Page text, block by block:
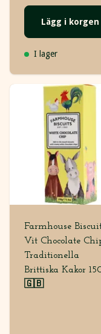
Lägg i korgen
I lager
Farmhouse
Vit Chocolate
Traditionella
Brittiska Kakor
🇬🇧